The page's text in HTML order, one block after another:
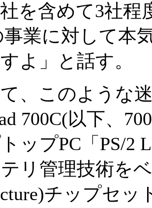
を含めて3社
事業に対して
よ」と話す。
、このような
700C(以下、
ップPC「PS/2
リ管理技術を
チップセッ